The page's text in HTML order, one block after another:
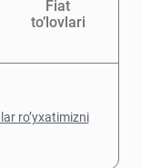
Fiat
to’lovlari
ro’yxatimizni